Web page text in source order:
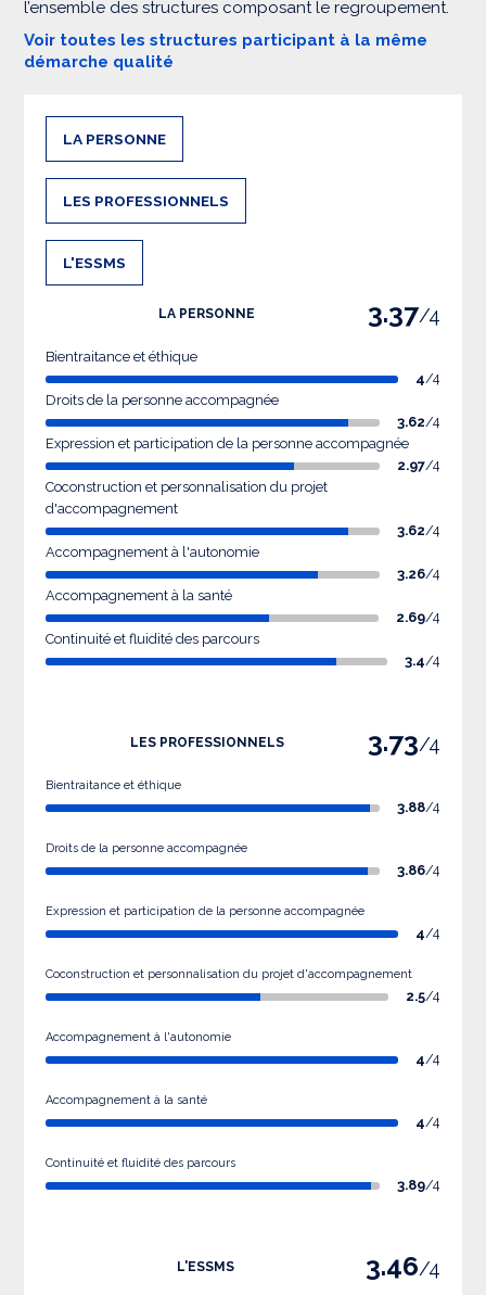
l’ensemble des structures composant le regroupement.
Voir toutes les structures participant à la même
démarche qualité
LA PERSONNE
LES PROFESSIONNELS
L'ESSMS
LA PERSONNE 3.37/4
Bientraitance et éthique
4/4
Droits de la personne accompagnée
3.62/4
Expression et participation de la personne accompagnée
2.97/4
Coconstruction et personnalisation du projet
d'accompagnement
3.62/4
Accompagnement à l'autonomie
3.26/4
Accompagnement à la santé
2.69/4
Continuité et fluidité des parcours
3.4/4
LES PROFESSIONNELS 3.73/4
Bientraitance et éthique
3.88/4
Droits de la personne accompagnée
3.86/4
Expression et participation de la personne accompagnée
4/4
Coconstruction et personnalisation du projet d'accompagnement
2.5/4
Accompagnement à l'autonomie
4/4
Accompagnement à la santé
4/4
Continuité et fluidité des parcours
3.89/4
L'ESSMS 3.46/4